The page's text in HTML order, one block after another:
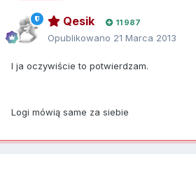
Qesik 11 987
Opublikowano 21 Marca 2013
I ja oczywiście to potwierdzam.
Logi mówią same za siebie